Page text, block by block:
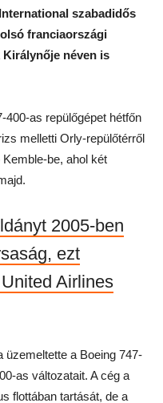
szabadidős
franciaországi
néven is
as repülőgépet hétfőn
melletti Orly-repülőtérről
be, ahol két
2005-ben
ezt
Airlines
üzemeltette a Boeing 747-
as változatait. A cég a
flottában tartását, de a